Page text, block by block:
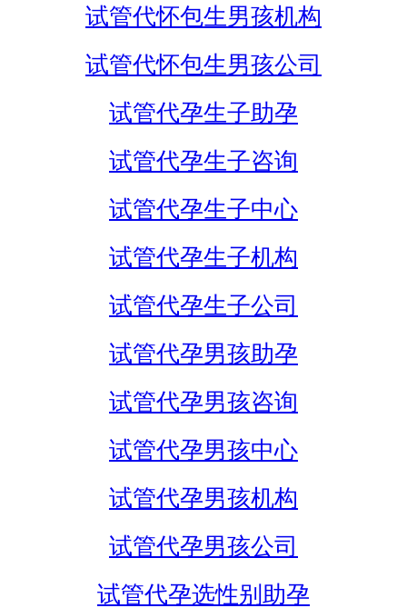
试管代怀包生男孩机构
试管代怀包生男孩公司
试管代孕生子助孕
试管代孕生子咨询
试管代孕生子中心
试管代孕生子机构
试管代孕生子公司
试管代孕男孩助孕
试管代孕男孩咨询
试管代孕男孩中心
试管代孕男孩机构
试管代孕男孩公司
试管代孕选性别助孕